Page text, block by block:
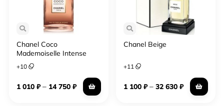
Chanel Coco
Mademoiselle Intense
+10
1 010 ₽– 14 750 ₽
Chanel Beige
+11
1 100 ₽– 32 630 ₽